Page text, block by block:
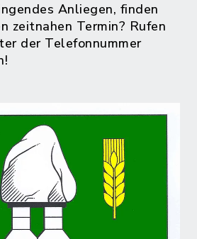
Anliegen, finden
zeitnahen Termin? Rufen
der Telefonnummer